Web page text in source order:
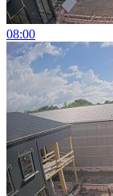
08:00